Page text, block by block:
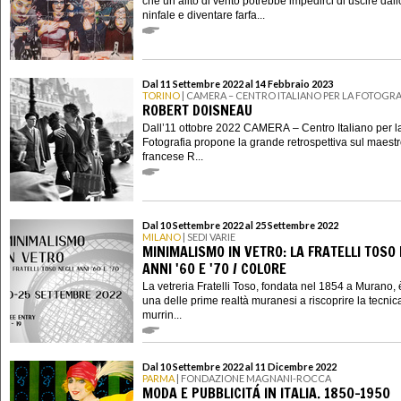
ninfale e diventare farfa...
Dal 11 Settembre 2022 al 14 Febbraio 2023
TORINO | CAMERA – CENTRO ITALIANO PER LA
ROBERT DOISNEAU
Dall’11 ottobre 2022 CAMERA – Centro Italiano per
Fotografia propone la grande retrospettiva sul
francese R...
Dal 10 Settembre 2022 al 25 Settembre 2022
MILANO | SEDI VARIE
MINIMALISMO IN VETRO: LA FRATELLI TOSO
ANNI '60 E '70 / COLORE
La vetreria Fratelli Toso, fondata nel 1854 a Murano,
una delle prime realtà muranesi a riscoprire la
murrin...
Dal 10 Settembre 2022 al 11 Dicembre 2022
PARMA | FONDAZIONE MAGNANI-ROCCA
MODA E PUBBLICITÁ IN ITALIA. 1850-1950